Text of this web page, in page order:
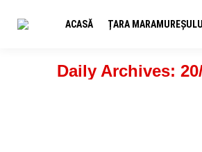
ACASĂ ȚARA MARAMUREȘULUI
Daily Archives: